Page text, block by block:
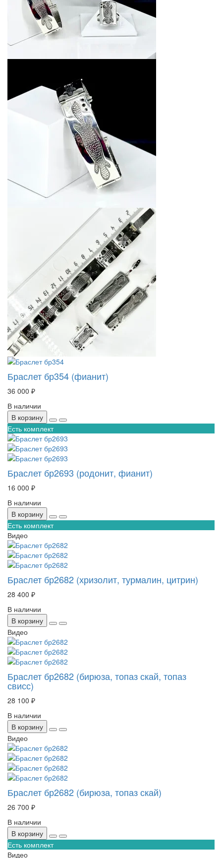
Браслет бр354 (фианит)
36 000 ₽
В наличии
В корзину
Есть комплект
Браслет бр2693 (родонит, фианит)
16 000 ₽
В наличии
В корзину
Есть комплект
Видео
Браслет бр2682 (хризолит, турмалин, цитрин)
28 400 ₽
В наличии
В корзину
Видео
Браслет бр2682 (бирюза, топаз скай, топаз
свисс)
28 100 ₽
В наличии
В корзину
Видео
Браслет бр2682 (бирюза, топаз скай)
26 700 ₽
В наличии
В корзину
Есть комплект
Видео